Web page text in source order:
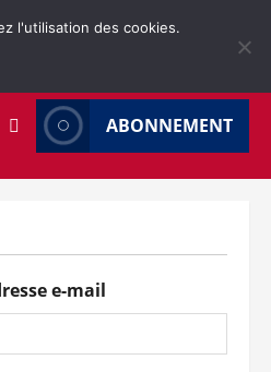
ABONNEMENT
e-mail
l'utilisation des cookies.